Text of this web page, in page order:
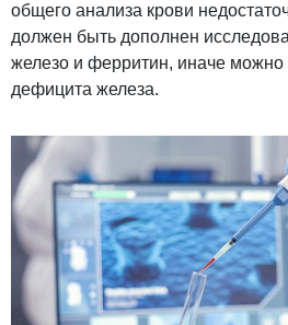
общего анализа крови
должен быть дополнен
железо и ферритин, иначе можно
дефицита железа.